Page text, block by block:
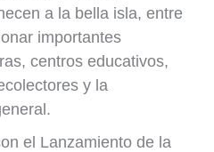
a la bella isla, entre
importantes
centros educativos,
y la
el Lanzamiento de la